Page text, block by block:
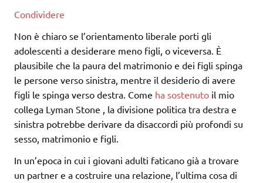
Condividere
Non è chiaro se l’orientamento liberale porti gli
adolescenti a desiderare meno figli, o viceversa. È
plausibile che la paura del matrimonio e dei figli spinga
le persone verso sinistra, mentre il desiderio di avere
figli le spinga verso destra. Come ha sostenuto il mio
collega Lyman Stone , la divisione politica tra destra e
sinistra potrebbe derivare da disaccordi più profondi su
sesso, matrimonio e figli.
In un’epoca in cui i giovani adulti faticano già a trovare
un partner e a costruire una relazione, l’ultima cosa di